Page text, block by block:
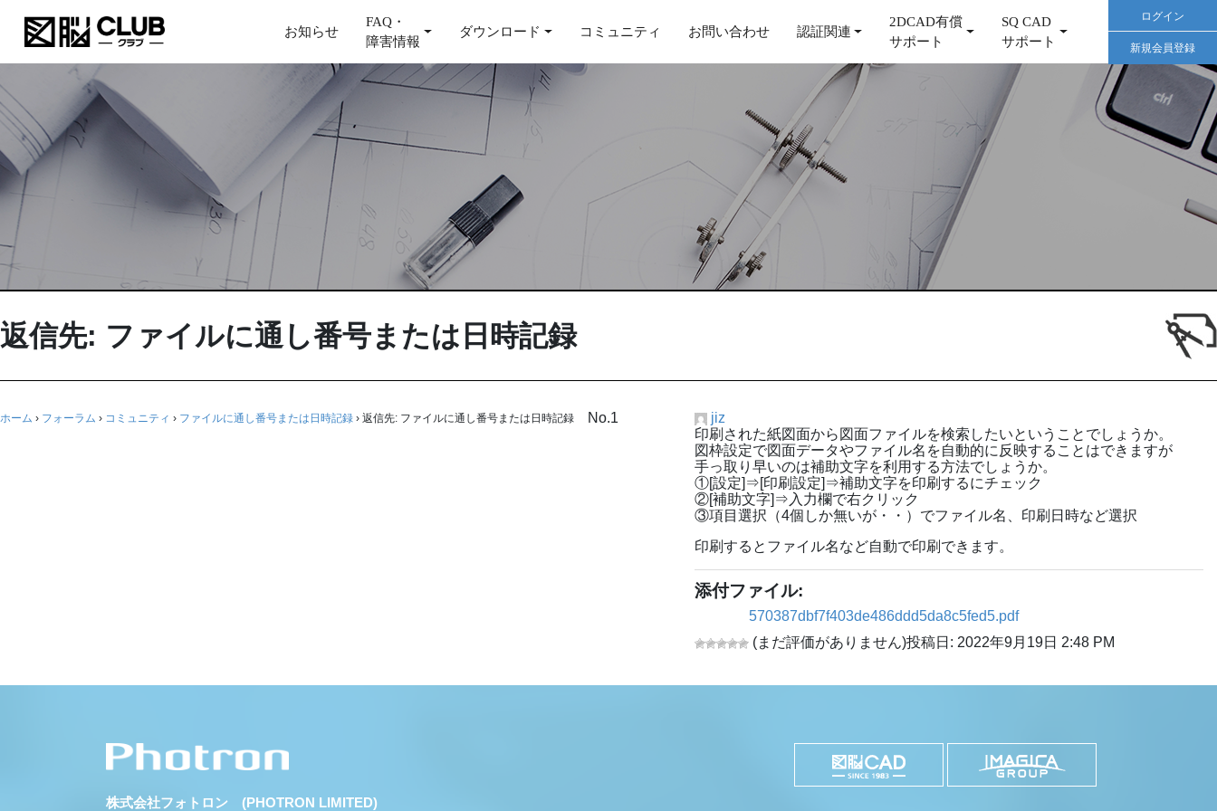
お知らせ
FAQ・
障害情報
ダウンロード コミュニティ お問い合わせ 認証関連
2DCAD有償
サポート
SQ CAD
サポート
ログイン
新規会員登録
返信先: ファイルに通し番号または日時記録
ホーム › フォーラム › コミュニティ › ファイルに通し番号または日時記録 › 返信先: ファイルに通し番号または日時記録 No.1
jiz
印刷された紙図面から図面ファイルを検索したいということでしょうか。
図枠設定で図面データやファイル名を自動的に反映することはできますが
手っ取り早いのは補助文字を利用する方法でしょうか。
①[設定]⇒[印刷設定]⇒補助文字を印刷するにチェック
②[補助文字]⇒入力欄で右クリック
③項目選択（4個しか無いが・・）でファイル名、印刷日時など選択
印刷するとファイル名など自動で印刷できます。
添付ファイル:
570387dbf7f403de486ddd5da8c5fed5.pdf
(まだ評価がありません)投稿日: 2022年9月19日 2:48 PM
株式会社フォトロン (PHOTRON LIMITED)